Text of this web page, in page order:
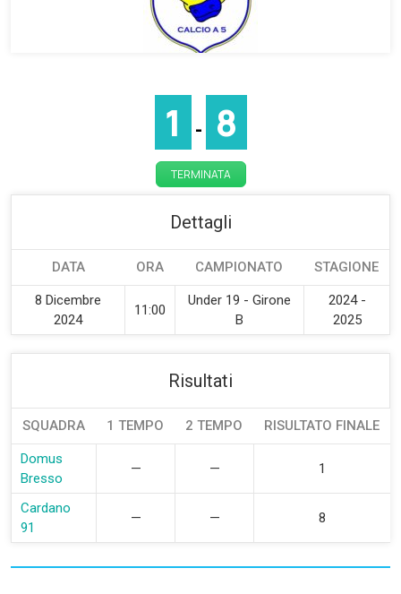
1 - 8
TERMINATA
Dettagli
DATA ORA CAMPIONATO STAGIONE
8 Dicembre
2024
11:00
Under 19 - Girone
B
2024 -
2025
Risultati
SQUADRA 1 TEMPO 2 TEMPO RISULTATO FINALE
Domus
Bresso
— — 1
Cardano
91
— — 8